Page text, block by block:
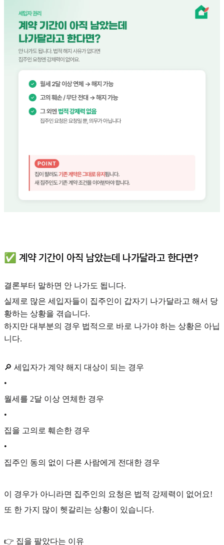
✅ 계약 기간이 아직 남았는데 나가달라고 한다면?
결론부터 말하면 안 나가도 됩니다.
실제로 많은 세입자들이 집주인이 갑자기 나가달라고 해서 당
황하는 상황을 겪습니다.
하지만 대부분의 경우 법적으로 바로 나가야 하는 상황은 아닙
니다.
🔎 세입자가 계약 해지 대상이 되는 경우
•
월세를 2달 이상 연체한 경우
•
집을 고의로 훼손한 경우
•
집주인 동의 없이 다른 사람에게 전대한 경우
이 경우가 아니라면 집주인의 요청은 법적 강제력이 없어요!
또 한 가지 많이 헷갈리는 상황이 있습니다.
👉 집을 팔았다는 이유